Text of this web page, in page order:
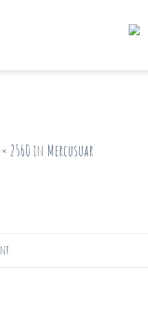
2560in Mercusuar